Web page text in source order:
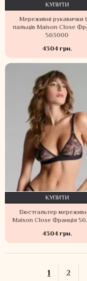
Мереживні рукавички
пальців Maison Close
563000
4304 грн.
КУПИТИ
Бюстгальтер
Maison Close Франція
4304 грн.
КУПИТИ
1 2